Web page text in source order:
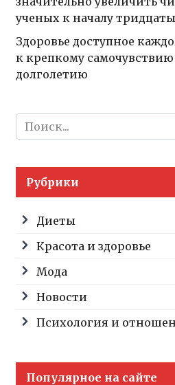
ученых к началу
Здоровье доступное
к крепкому
долголетию
Search
for:
Рубрики
Диеты
Красота и здоровье
Мода
Новости
Психология и
Популярное на сайте